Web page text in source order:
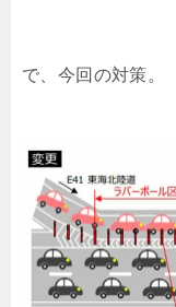
で、今回の対策。